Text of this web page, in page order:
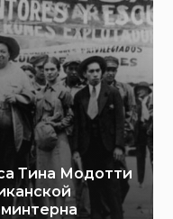
Тина Модотти